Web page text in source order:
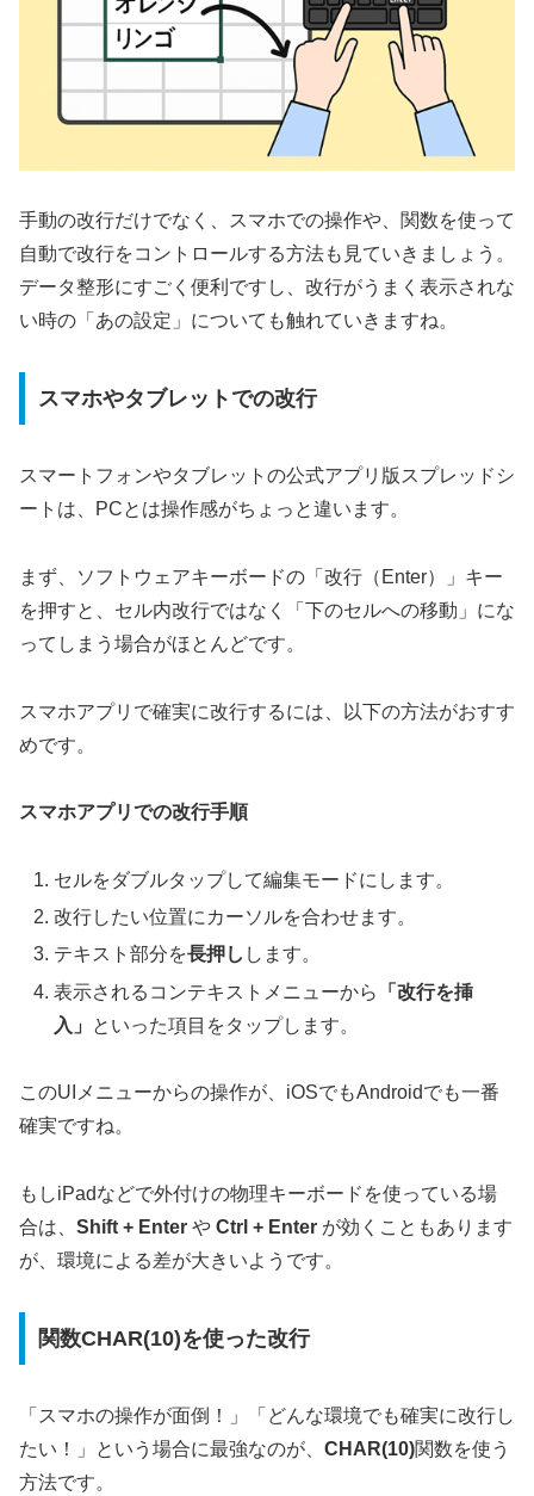
手動の改行だけでなく、スマホでの操作や、関数を使って
自動で改行をコントロールする方法も見ていきましょう。
データ整形にすごく便利ですし、改行がうまく表示されな
い時の「あの設定」についても触れていきますね。
スマホやタブレットでの改行
スマートフォンやタブレットの公式アプリ版スプレッドシ
ートは、PCとは操作感がちょっと違います。
まず、
ソフトウェアキーボードの「改行（Enter）」キー
を押すと、セル内改行ではなく「下のセルへの移動」にな
ってしまう 場合がほとんどです。
スマホアプリで確実に改行するには、以下の方法がおすす
めです。
スマホアプリでの改行手順
セルをダブルタップして編集モードにします。
改行したい位置にカーソルを合わせます。
テキスト部分を長押し します。
表示されるコンテキストメニューから
「改行を挿
入」
といった項目をタップします。
このUIメニューからの操作が、iOSでもAndroidでも一番
確実ですね。
もしiPadなどで外付けの物理キーボードを使っている場
合は、 Shift + Enter や Ctrl + Enter が効くこともあります
が、環境による差が大きいようです。
関数CHAR(10)を使った改行
「スマホの操作が面倒！」「どんな環境でも確実に改行し
たい！」という場合に最強なのが、 CHAR(10)関数を使う
方法です。